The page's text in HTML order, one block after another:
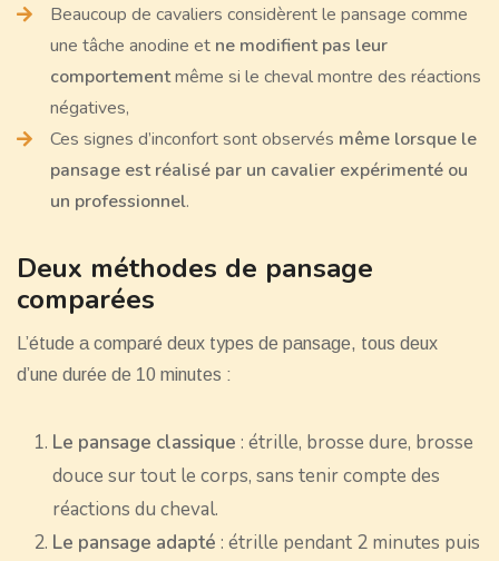
Beaucoup de cavaliers considèrent le pansage comme
une tâche anodine et ne modifient pas leur
comportementmême si le cheval montre des réactions
négatives,
Ces signes d’inconfort sont observés même lorsque le
pansage est réalisé par un cavalier expérimenté ou
un professionnel.
Deux méthodes de pansage
comparées
L’étude a comparé deux types de pansage, tous deux
d’une durée de 10 minutes :
Le pansage classique : étrille, brosse dure, brosse
douce sur tout le corps, sans tenir compte des
réactions du cheval.
Le pansage adapté : étrille pendant 2 minutes puis